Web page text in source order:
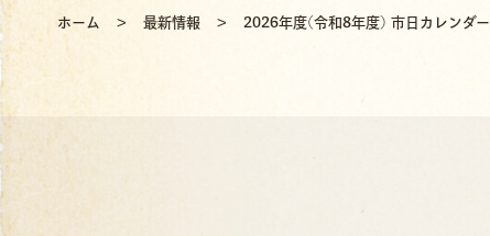
ホーム 最新情報 2026年度(令和8年度) 市日カレンダー